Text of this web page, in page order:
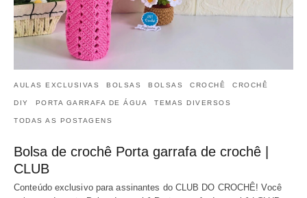
AULAS EXCLUSIVAS BOLSAS BOLSAS CROCHÊ CROCHÊ
DIY PORTA GARRAFA DE ÁGUA TEMAS DIVERSOS
TODAS AS POSTAGENS
Bolsa de crochê Porta garrafa de crochê |
CLUB
Conteúdo exclusivo para assinantes do CLUB DO CROCHÊ! Você